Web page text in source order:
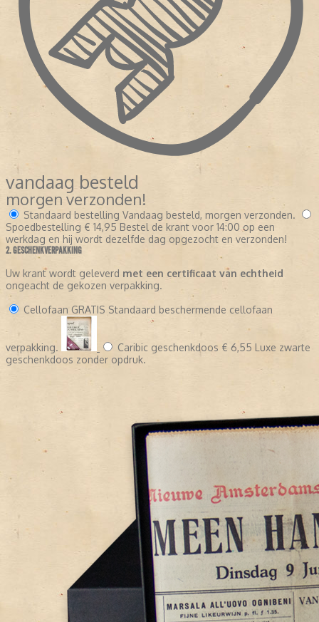
vandaag besteld
morgen verzonden!
Standaard bestelling Vandaag besteld, morgen verzonden.
Spoedbestelling € 14,95 Bestel de krant voor 14:00 op een
werkdag en hij wordt dezelfde dag opgezocht en verzonden!
2. GESCHENKVERPAKKING
Uw krant wordt geleverd met een certificaat van echtheid
ongeacht de gekozen verpakking.
Cellofaan GRATIS Standaard beschermende cellofaan
verpakking. Caribic geschenkdoos € 6,55 Luxe zwarte
geschenkdoos zonder opdruk.